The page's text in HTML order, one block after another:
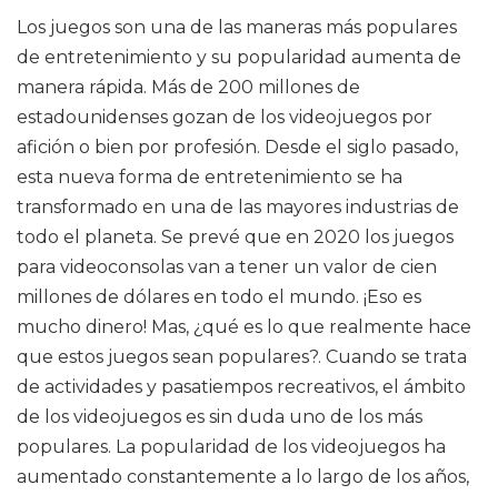
Los juegos son una de las maneras más populares
de entretenimiento y su popularidad aumenta de
manera rápida. Más de 200 millones de
estadounidenses gozan de los videojuegos por
afición o bien por profesión. Desde el siglo pasado,
esta nueva forma de entretenimiento se ha
transformado en una de las mayores industrias de
todo el planeta. Se prevé que en 2020 los juegos
para videoconsolas van a tener un valor de cien
millones de dólares en todo el mundo. ¡Eso es
mucho dinero! Mas, ¿qué es lo que realmente hace
que estos juegos sean populares?. Cuando se trata
de actividades y pasatiempos recreativos, el ámbito
de los videojuegos es sin duda uno de los más
populares. La popularidad de los videojuegos ha
aumentado constantemente a lo largo de los años,